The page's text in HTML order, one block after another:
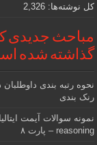
کل نوشته‌ها: 2,326
مباحث جدیدی
گذاشته شده
رنک بندی
reasoning – پارت ۸